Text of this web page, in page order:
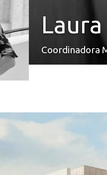
Coordinadora